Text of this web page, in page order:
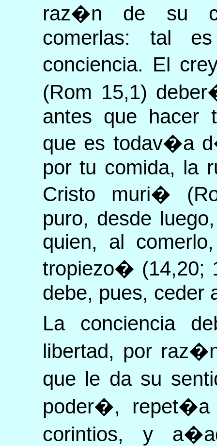
raz�n de su
comerlas: tal
conciencia. El
(Rom 15,1)
antes que hacer
que es todav�a
por tu comida, la
Cristo muri�
puro, desde
quien, al
tropiezo� (14,20;
debe, pues, ceder
La conciencia
libertad, por
que le da su
poder�, repet�a
corintios, y